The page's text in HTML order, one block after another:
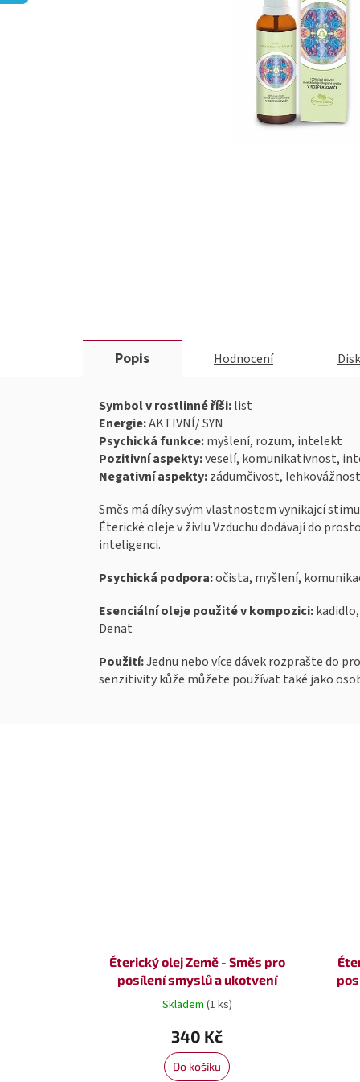
Éterický olej Země - Směs pro
posílení smyslů a ukotvení
Skladem (1 ks)
340 Kč
Do košíku
Popis Hodnocení
Symbol v rostlinné říši:list
Energie:AKTIVNÍ/ SYN
Psychická funkce:myšlení, rozum, intelekt
Pozitivní aspekty:veselí, komunikativnost,
Negativní aspekty:zádumčivost,
Směs má díky svým vlastnostem vynikajcí
Éterické oleje v živlu Vzduchu dodávají do
inteligenci.
Psychická podpora:očista, myšlení,
Esenciální oleje použité v kompozici:
Denat
Použití:Jednu nebo více dávek rozprašte do
senzitivity kůže můžete používat také jako